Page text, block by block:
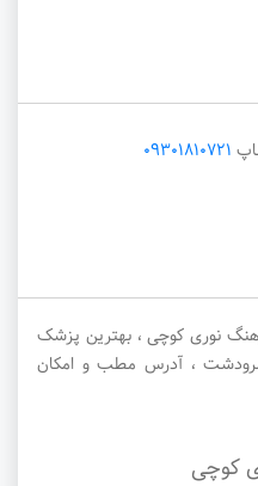
09301810721
نوری کوچی ، بهترین پزشک
، آدرس مطب و امکان
کوچی